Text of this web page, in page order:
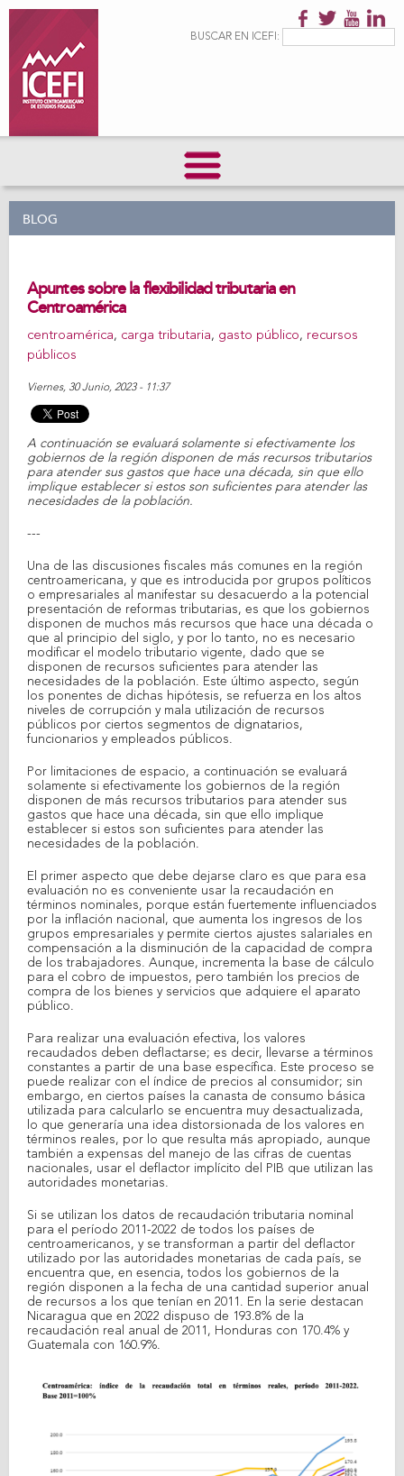
principalFormulario de
BUSCAR EN ICEFI:
BLOG
Apuntes sobre la flexibilidad tributaria en
Centroamérica
centroamérica, carga tributaria, gasto público, recursos
públicos
Viernes, 30 Junio, 2023 - 11:37
A continuación se evaluará solamente si efectivamente los
gobiernos de la región disponen de más recursos tributarios
para atender sus gastos que hace una década, sin que ello
implique establecer si estos son suficientes para atender las
necesidades de la población.
---
Una de las discusiones fiscales más comunes en la región
centroamericana, y que es introducida por grupos políticos
o empresariales al manifestar su desacuerdo a la potencial
presentación de reformas tributarias, es que los gobiernos
disponen de muchos más recursos que hace una década o
que al principio del siglo, y por lo tanto, no es necesario
modificar el modelo tributario vigente, dado que se
disponen de recursos suficientes para atender las
necesidades de la población. Este último aspecto, según
los ponentes de dichas hipótesis, se refuerza en los altos
niveles de corrupción y mala utilización de recursos
públicos por ciertos segmentos de dignatarios,
funcionarios y empleados públicos.
Por limitaciones de espacio, a continuación se evaluará
solamente si efectivamente los gobiernos de la región
disponen de más recursos tributarios para atender sus
gastos que hace una década, sin que ello implique
establecer si estos son suficientes para atender las
necesidades de la población.
El primer aspecto que debe dejarse claro es que para esa
evaluación no es conveniente usar la recaudación en
términos nominales, porque están fuertemente influenciados
por la inflación nacional, que aumenta los ingresos de los
grupos empresariales y permite ciertos ajustes salariales en
compensación a la disminución de la capacidad de compra
de los trabajadores. Aunque, incrementa la base de cálculo
para el cobro de impuestos, pero también los precios de
compra de los bienes y servicios que adquiere el aparato
público.
Para realizar una evaluación efectiva, los valores
recaudados deben deflactarse; es decir, llevarse a términos
constantes a partir de una base específica. Este proceso se
puede realizar con el índice de precios al consumidor; sin
embargo, en ciertos países la canasta de consumo básica
utilizada para calcularlo se encuentra muy desactualizada,
lo que generaría una idea distorsionada de los valores en
términos reales, por lo que resulta más apropiado, aunque
también a expensas del manejo de las cifras de cuentas
nacionales, usar el deflactor implícito del PIB que utilizan las
autoridades monetarias.
Si se utilizan los datos de recaudación tributaria nominal
para el período 2011-2022 de todos los países de
centroamericanos, y se transforman a partir del deflactor
utilizado por las autoridades monetarias de cada país, se
encuentra que, en esencia, todos los gobiernos de la
región disponen a la fecha de una cantidad superior anual
de recursos a los que tenían en 2011. En la serie destacan
Nicaragua que en 2022 dispuso de 193.8% de la
recaudación real anual de 2011, Honduras con 170.4% y
Guatemala con 160.9%.